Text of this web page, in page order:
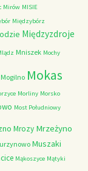
Mirów MISIE
Międzybórz
Międzyzdroje
Mniszek Mochy
Mogilno Mokas
Morliny Morsko
Most Południowy
Mrozy Mrzeżyno
Muszaki
Mąkoszyce Mątyki